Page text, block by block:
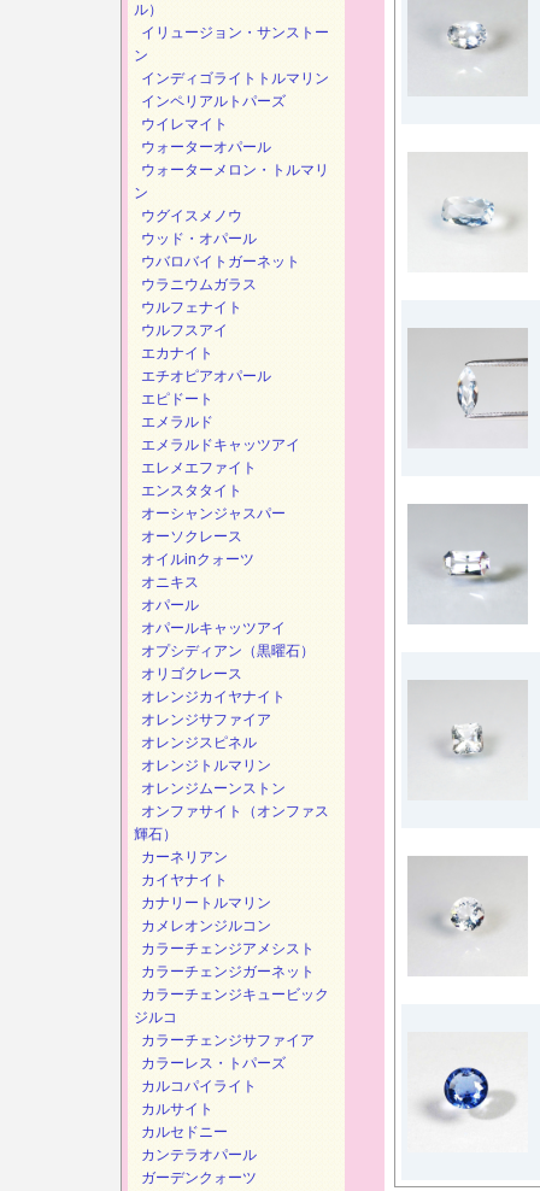
ル）
イリュージョン・サンストー
ン
インディゴライトトルマリン
インペリアルトパーズ
ウイレマイト
ウォーターオパール
ウォーターメロン・トルマリ
ン
ウグイスメノウ
ウッド・オパール
ウバロバイトガーネット
ウラニウムガラス
ウルフェナイト
ウルフスアイ
エカナイト
エチオピアオパール
エピドート
エメラルド
エメラルドキャッツアイ
エレメエファイト
エンスタタイト
オーシャンジャスパー
オーソクレース
オイルinクォーツ
オニキス
オパール
オパールキャッツアイ
オプシディアン（黒曜石）
オリゴクレース
オレンジカイヤナイト
オレンジサファイア
オレンジスピネル
オレンジトルマリン
オレンジムーンストン
オンファサイト（オンファス
輝石）
カーネリアン
カイヤナイト
カナリートルマリン
カメレオンジルコン
カラーチェンジアメシスト
カラーチェンジガーネット
カラーチェンジキュービック
ジルコ
カラーチェンジサファイア
カラーレス・トパーズ
カルコパイライト
カルサイト
カルセドニー
カンテラオパール
ガーデンクォーツ